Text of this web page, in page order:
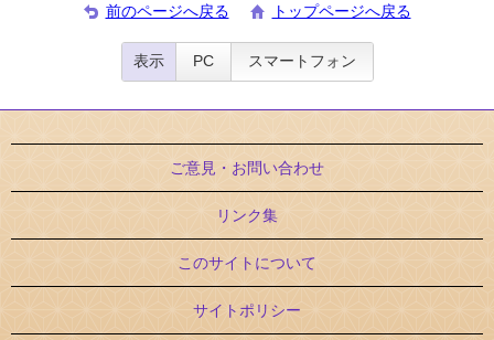
前のページへ戻る トップページへ戻る
表示 PC スマートフォン
ご意見・お問い合わせ
リンク集
このサイトについて
サイトポリシー